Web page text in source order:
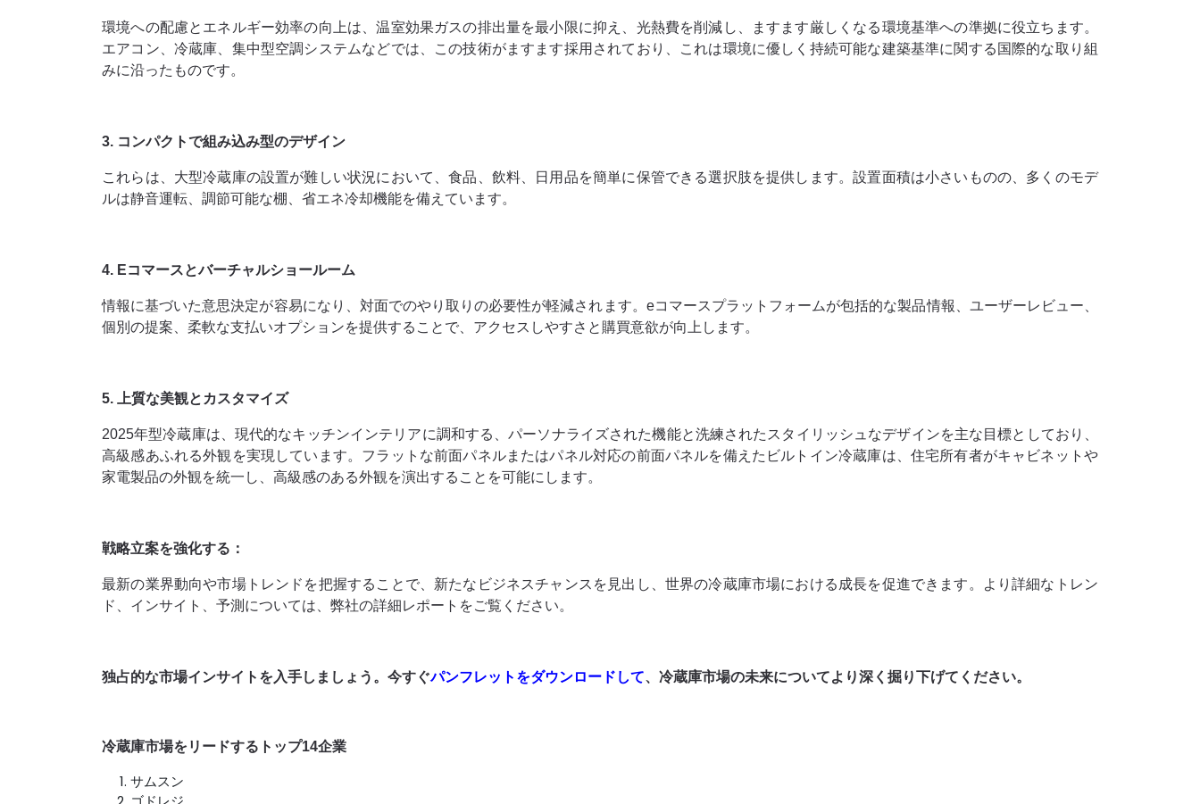
環境への配慮とエネルギー効率の向上は、温室効果ガスの排出量を最小限に抑え、光熱費を削減し、ますます厳しくなる環境基準への準拠に役立ちます。
エアコン、冷蔵庫、集中型空調システムなどでは、この技術がますます採用されており、これは環境に優しく持続可能な建築基準に関する国際的な取り組
みに沿ったものです。
3. コンパクトで組み込み型のデザイン
これらは、大型冷蔵庫の設置が難しい状況において、食品、飲料、日用品を簡単に保管できる選択肢を提供します。設置面積は小さいものの、多くのモデ
ルは静音運転、調節可能な棚、省エネ冷却機能を備えています。
4. Eコマースとバーチャルショールーム
情報に基づいた意思決定が容易になり、対面でのやり取りの必要性が軽減されます。eコマースプラットフォームが包括的な製品情報、ユーザーレビュー、
個別の提案、柔軟な支払いオプションを提供することで、アクセスしやすさと購買意欲が向上します。
5. 上質な美観とカスタマイズ
2025年型冷蔵庫は、現代的なキッチンインテリアに調和する、パーソナライズされた機能と洗練されたスタイリッシュなデザインを主な目標としており、
高級感あふれる外観を実現しています。フラットな前面パネルまたはパネル対応の前面パネルを備えたビルトイン冷蔵庫は、住宅所有者がキャビネットや
家電製品の外観を統一し、高級感のある外観を演出することを可能にします。
戦略立案を強化する：
最新の業界動向や市場トレンドを把握することで、新たなビジネスチャンスを見出し、世界の冷蔵庫市場における成長を促進できます。より詳細なトレン
ド、インサイト、予測については、弊社の詳細レポートをご覧ください。
独占的な市場インサイトを入手しましょう。今すぐパンフレットをダウンロードして、冷蔵庫市場の未来についてより深く掘り下げてください。
冷蔵庫市場をリードするトップ14企業
サムスン